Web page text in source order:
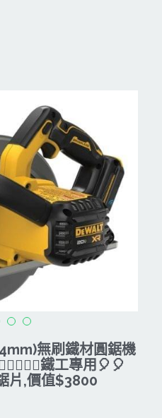
克
業級工具
配件
區
無刷鐵材圓鋸機
鐵工專用🎈🎈
片,價值$3800